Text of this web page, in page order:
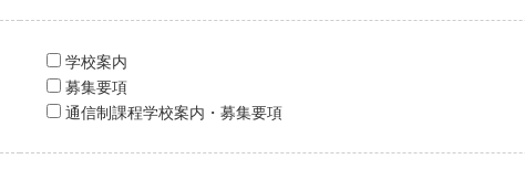
学校案内
募集要項
通信制課程学校案内・募集要項